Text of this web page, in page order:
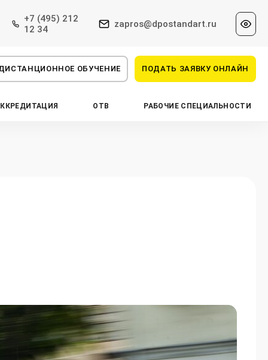
+7 (495) 212
12 34
zapros@dpostandart.ru
ОБУЧЕНИЕ ПОДАТЬ ЗАЯВКУ ОНЛАЙН
ОТВ РАБОЧИЕ СПЕЦИАЛЬНОСТИ